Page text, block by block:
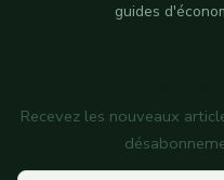
guides
Recevez les nouveaux